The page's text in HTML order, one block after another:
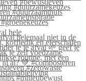
hele